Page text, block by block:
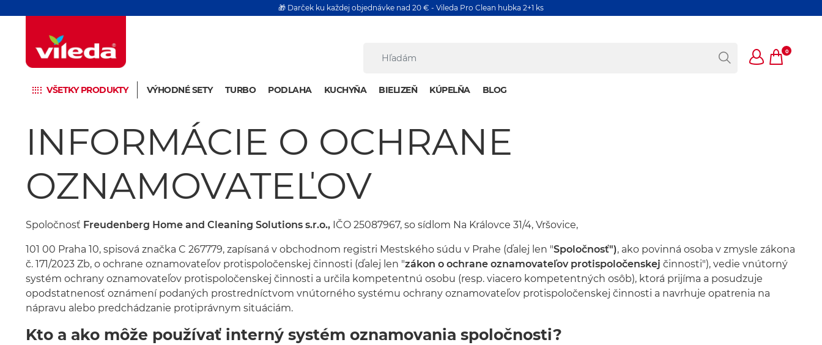
🎁 Darček ku každej objednávke nad 20 € - Vileda Pro Clean hubka 2+1 ks
0
VŠETKY PRODUKTY VÝHODNÉ SETY TURBO PODLAHA KUCHYŇA BIELIZEŇ KÚPELŇA BLOG
INFORMÁCIE O OCHRANE
OZNAMOVATEĽOV
Spoločnosť Freudenberg Home and Cleaning Solutions s.r.o., IČO 25087967, so sídlom Na Královce 31/4, Vršovice,
101 00 Praha 10, spisová značka C 267779, zapísaná v obchodnom registri Mestského súdu v Prahe (ďalej len "Spoločnosť"), ako povinná osoba v zmysle zákona
č. 171/2023 Zb, o ochrane oznamovateľov protispoločenskej činnosti (ďalej len "zákon o ochrane oznamovateľov protispoločenskej činnosti"), vedie vnútorný
systém ochrany oznamovateľov protispoločenskej činnosti a určila kompetentnú osobu (resp. viacero kompetentných osôb), ktorá prijíma a posudzuje
opodstatnenosť oznámení podaných prostredníctvom vnútorného systému ochrany oznamovateľov protispoločenskej činnosti a navrhuje opatrenia na
nápravu alebo predchádzanie protiprávnym situáciám.
Kto a ako môže používať interný systém oznamovania spoločnosti?